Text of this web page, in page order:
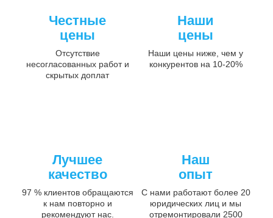
Честные
цены
Отсутствие
несогласованных работ и
скрытых доплат
Наши
цены
Наши цены ниже, чем у
конкурентов на 10-20%
Лучшее
качество
97 % клиентов обращаются
к нам повторно и
рекомендуют нас.
Наш
опыт
С нами работают более 20
юридических лиц и мы
отремонтировали 2500